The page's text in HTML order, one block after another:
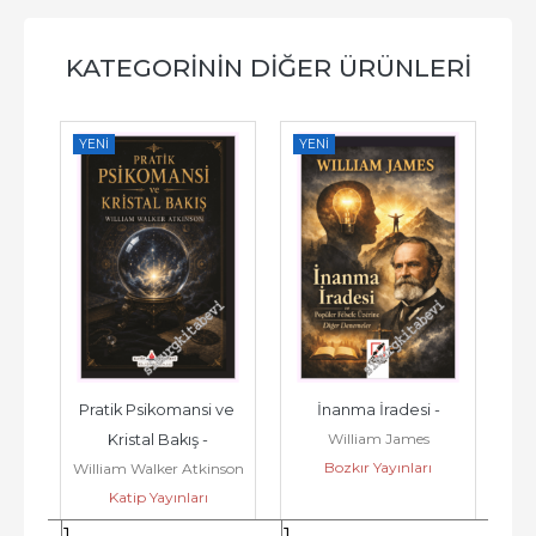
KATEGORININ DIĞER ÜRÜNLERI
YENI
Pratik Psikomansi ve
Kristal Bakış -
William Walker Atkinson
Katip Yayınları
YENI
İnanma İradesi -
William James
Bozkır Yayınları